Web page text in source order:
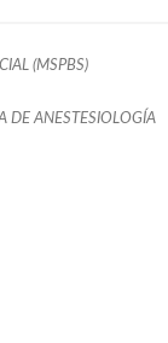
(MSPBS)
DE ANESTESIOLOGÍA